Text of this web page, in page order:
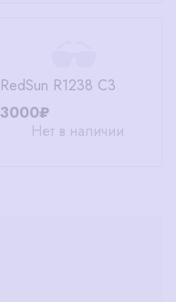
RedSun R1238 C3
3000₽
Нет в наличии